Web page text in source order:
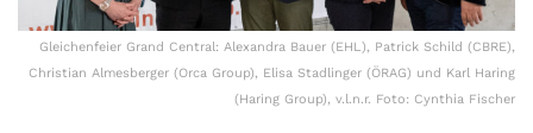
Gleichenfeier Grand Central: Alexandra Bauer (EHL), Patrick Schild (CBRE),
Christian Almesberger (Orca Group), Elisa Stadlinger (ÖRAG) und Karl Haring
(Haring Group), v.l.n.r. Foto: Cynthia Fischer